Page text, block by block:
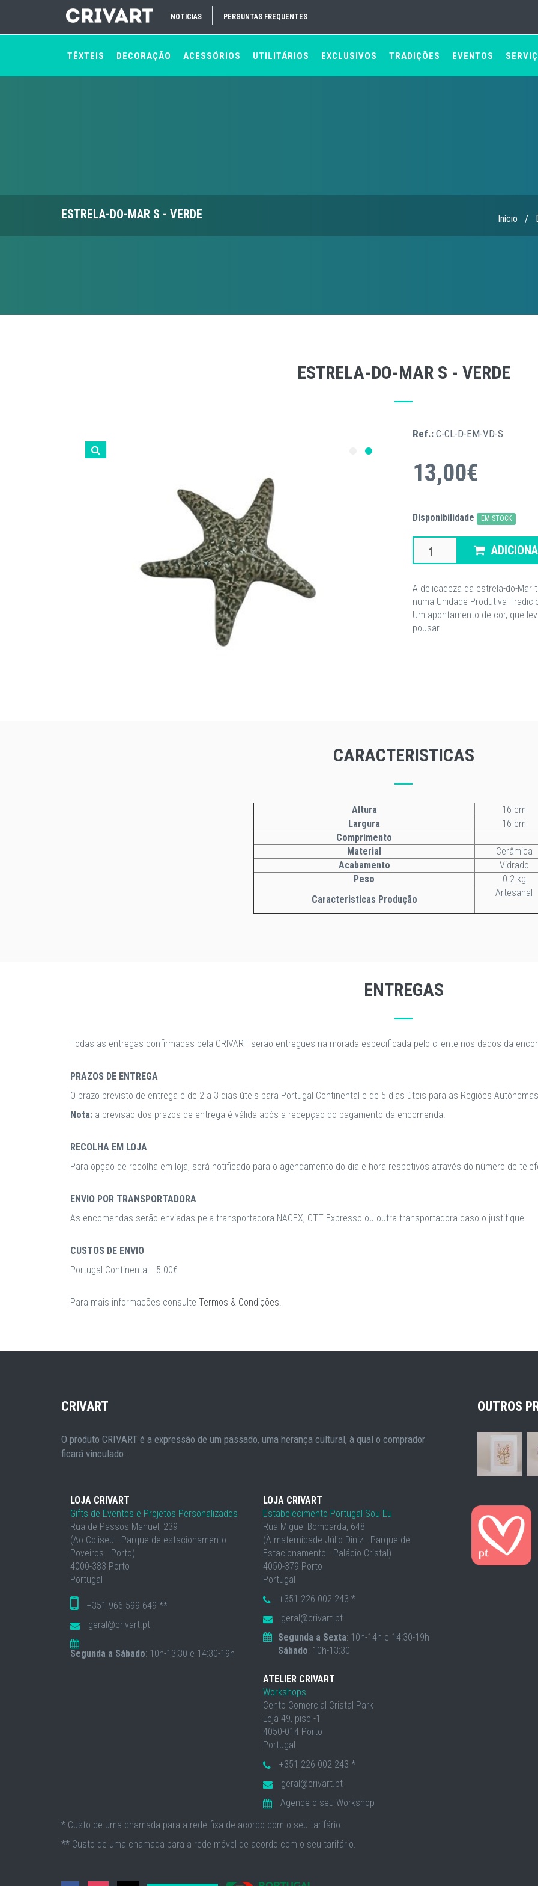
NOTICIAS PERGUNTAS FREQUENTES
TÊXTEIS DECORAÇÃO ACESSÓRIOS UTILITÁRIOS EXCLUSIVOS TRADIÇÕES EVENTOS
ESTRELA-DO-MAR S - VERDE Início /
ESTRELA-DO-MAR S - VERDE
Ref.: C-CL-D-EM-VD-S
13,00€
Disponibilidade EM STOCK
A delicadeza da estrela-do-
numa Unidade Produtiva
Um apontamento de cor, que
pousar.
CARACTERISTICAS
Altura
16 cm
Largura
16 cm
Comprimento
Material
Cerâmica
Acabamento
Vidrado
Peso
0.2 kg
Caracteristicas Produção
Artesanal
ENTREGAS
Todas as entregas confirmadas pela CRIVART serão entregues na morada especificada pelo cliente nos dados da
PRAZOS DE ENTREGA
O prazo previsto de entrega é de 2 a 3 dias úteis para Portugal Continental e de 5 dias úteis para as Regiões
Nota: a previsão dos prazos de entrega é válida após a recepção do pagamento da encomenda.
RECOLHA EM LOJA
Para opção de recolha em loja, será notificado para o agendamento do dia e hora respetivos através do número de
ENVIO POR TRANSPORTADORA
As encomendas serão enviadas pela transportadora NACEX, CTT Expresso ou outra transportadora caso o justifique.
CUSTOS DE ENVIO
Portugal Continental - 5.00€
Para mais informações consulte Termos & Condições.
CRIVART
O produto CRIVART é a expressão de um passado, uma herança cultural, à qual o comprador
ficará vinculado.
LOJA CRIVART
Gifts de Eventos e Projetos Personalizados
Rua de Passos Manuel, 239
(Ao Coliseu - Parque de estacionamento
Poveiros - Porto)
4000-383 Porto
Portugal
+351 966 599 649 **
geral@crivart.pt
Segunda a Sábado: 10h-13:30 e 14:30-19h
LOJA CRIVART
Estabelecimento Portugal Sou Eu
Rua Miguel Bombarda, 648
(À maternidade Júlio Diniz - Parque de
Estacionamento - Palácio Cristal)
4050-379 Porto
Portugal
+351 226 002 243 *
geral@crivart.pt
Segunda a Sexta: 10h-14h e 14:30-19h
Sábado: 10h-13:30
ATELIER CRIVART
Workshops
Cento Comercial Cristal Park
Loja 49, piso -1
4050-014 Porto
Portugal
+351 226 002 243 *
geral@crivart.pt
Agende o seu Workshop
OUTROS
* Custo de uma chamada para a rede fixa de acordo com o seu tarifário.
** Custo de uma chamada para a rede móvel de acordo com o seu tarifário.